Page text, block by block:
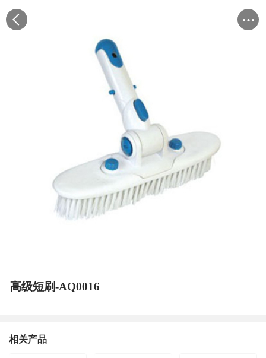
高级短刷-AQ0016
相关产品